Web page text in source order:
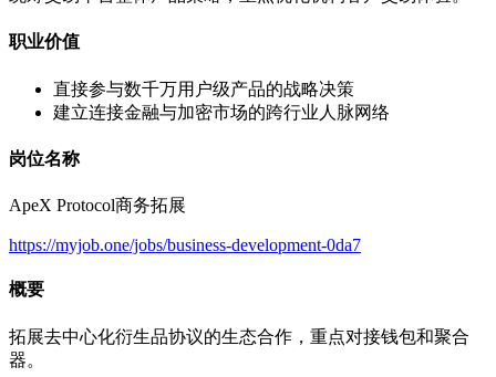
职业价值
直接参与数千万用户级产品的战略决策
建立连接金融与加密市场的跨行业人脉网络
岗位名称
ApeX Protocol商务拓展
https://myjob.one/jobs/business-development-0da7
概要
拓展去中心化衍生品协议的生态合作，重点对接钱包和聚合
器。